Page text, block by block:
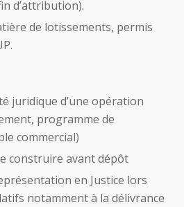
d’attribution).
de lotissements, permis
juridique d’une opération
programme de
commercial)
construire avant dépôt
en Justice lors
notamment à la délivrance